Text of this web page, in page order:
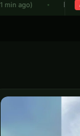
08:55 · Max 35°
• HL4GXA
ago) KL7EC
Lokalzeit · Start am